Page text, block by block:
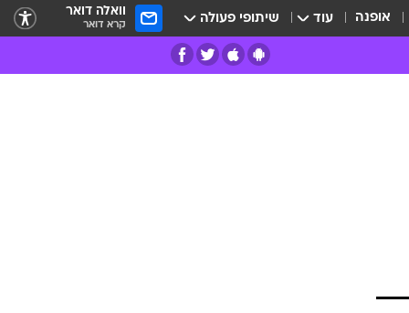
אופנה עוד שיתופי פעולה וואלה דואר
קרא דואר